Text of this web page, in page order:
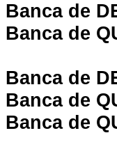
Banca de
Banca de
Banca de
Banca de
Banca de